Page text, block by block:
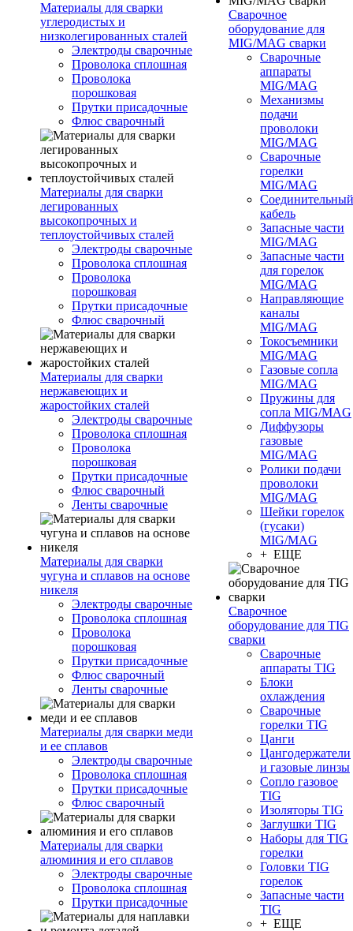
Материалы для сварки
углеродистых и
низколегированных сталей
Электроды сварочные
Проволока сплошная
Проволока
порошковая
Прутки присадочные
Флюс сварочный
Материалы для сварки
легированных
высокопрочных и
теплоустойчивых сталей
Электроды сварочные
Проволока сплошная
Проволока
порошковая
Прутки присадочные
Флюс сварочный
Материалы для сварки
нержавеющих и
жаростойких сталей
Электроды сварочные
Проволока сплошная
Проволока
порошковая
Прутки присадочные
Флюс сварочный
Ленты сварочные
Материалы для сварки
чугуна и сплавов на основе
никеля
Электроды сварочные
Проволока сплошная
Проволока
порошковая
Прутки присадочные
Флюс сварочный
Ленты сварочные
Материалы для сварки меди
и ее сплавов
Электроды сварочные
Проволока сплошная
Прутки присадочные
Флюс сварочный
Материалы для сварки
алюминия и его сплавов
Электроды сварочные
Проволока сплошная
Прутки присадочные
Сварочное
оборудование для
MIG/MAG сварки
Сварочные
аппараты
MIG/MAG
Механизмы
подачи
проволоки
MIG/MAG
Сварочные
горелки
MIG/MAG
Соединительный
кабель
Запасные части
MIG/MAG
Запасные части
для горелок
MIG/MAG
Направляющие
каналы
MIG/MAG
Токосъемники
MIG/MAG
Газовые сопла
MIG/MAG
Пружины для
сопла MIG/MAG
Диффузоры
газовые
MIG/MAG
Ролики подачи
проволоки
MIG/MAG
Шейки горелок
(гусаки)
MIG/MAG
+ ЕЩЕ
Сварочное
оборудование для TIG
сварки
Сварочные
аппараты TIG
Блоки
охлаждения
Сварочные
горелки TIG
Цанги
Цангодержатели
и газовые линзы
Сопло газовое
TIG
Изоляторы TIG
Заглушки TIG
Наборы для TIG
горелки
Головки TIG
горелок
Запасные части
TIG
+ ЕЩЕ